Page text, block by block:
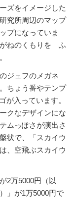
ズをイメージした
究所周辺のマップ
プになっていま
ねのくもりを ふ
ジェフのメガネ
ちょう番やテンプ
が入っています。
クなデザインにな
ムっぽさが演出さ
状で、「スカイウ
、空飛ぶスカイウ
2万5000円（以
」が1万5000円で